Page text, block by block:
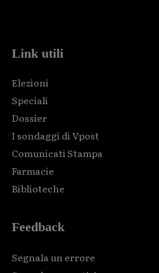
Link utili
Elezioni
Speciali
Dossier
I sondaggi di Vpost
Comunicati Stampa
Farmacie
Biblioteche
Feedback
Segnala un errore